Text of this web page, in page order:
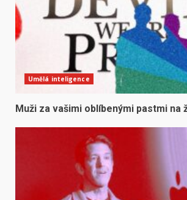
Umělá inteligence
Muži za vašimi oblíbenými pastmi na